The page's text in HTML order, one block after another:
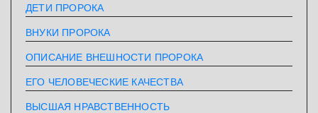
ДЕТИ ПРОРОКА
ВНУКИ ПРОРОКА
ОПИСАНИЕ ВНЕШНОСТИ ПРОРОКА
ЕГО ЧЕЛОВЕЧЕСКИЕ КАЧЕСТВА
ВЫСШАЯ НРАВСТВЕННОСТЬ